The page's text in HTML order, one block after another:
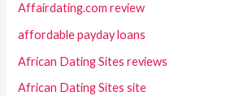
Affairdating.com review
affordable payday loans
African Dating Sites reviews
African Dating Sites site